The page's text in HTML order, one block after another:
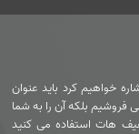
خواهیم کرد باید عنوان
فروشیم بلکه آن را به شما
هات استفاده می کنید